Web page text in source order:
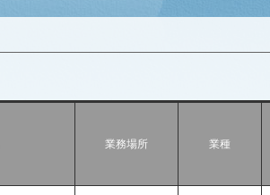
業務場所 業種